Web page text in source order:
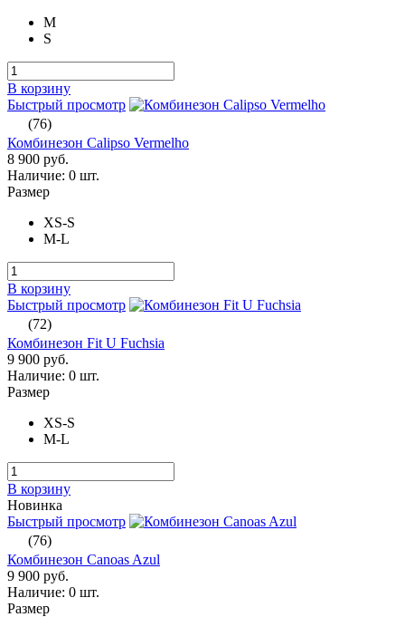
M
S
В корзину
Быстрый просмотр
(76)
Комбинезон Calipso Vermelho
8 900 руб.
Наличие: 0 шт.
Размер
XS-S
M-L
В корзину
Быстрый просмотр
(72)
Комбинезон Fit U Fuchsia
9 900 руб.
Наличие: 0 шт.
Размер
XS-S
M-L
В корзину
Новинка
Быстрый просмотр
(76)
Комбинезон Canoas Azul
9 900 руб.
Наличие: 0 шт.
Размер